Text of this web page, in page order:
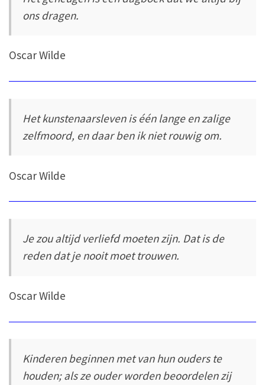
ons dragen.
Oscar Wilde
Het kunstenaarsleven is één lange en zalige
zelfmoord, en daar ben ik niet rouwig om.
Oscar Wilde
Je zou altijd verliefd moeten zijn. Dat is de
reden dat je nooit moet trouwen.
Oscar Wilde
Kinderen beginnen met van hun ouders te
houden; als ze ouder worden beoordelen zij